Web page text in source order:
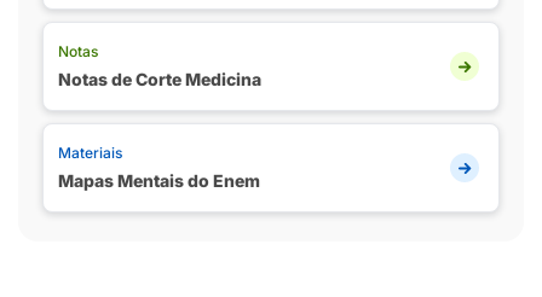
Notas
Notas de Corte Medicina
Materiais
Mapas Mentais do Enem